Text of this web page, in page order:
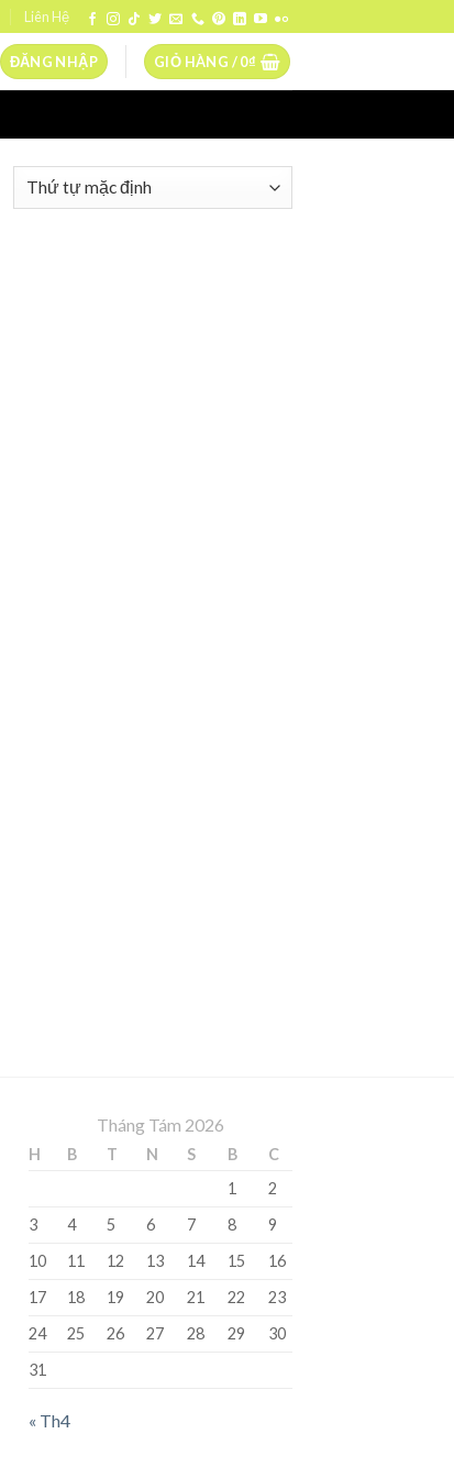
Liên Hệ
ĐĂNG NHẬP GIỎ HÀNG /0₫
Tháng Tám 2026
H B T N S B
C
1
2
3
4 5 6 7 8
9
10
11 12 13 14 15
16
17
18 19 20 21 22
23
24
25 26 27 28 29
30
31
« Th4